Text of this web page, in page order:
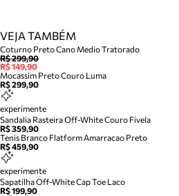
VEJA TAMBÉM
Coturno Preto Cano Medio Tratorado
R$ 299,90
R$ 149,90
Mocassim Preto Couro Luma
R$ 299,90
experimente
Sandalia Rasteira Off-White Couro Fivela
R$ 359,90
Tenis Branco Flatform Amarracao Preto
R$ 459,90
experimente
Sapatilha Off-White Cap Toe Laco
R$ 199,90